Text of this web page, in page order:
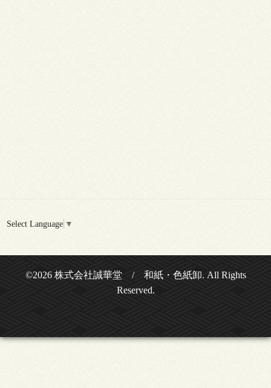
Select Language ▼
©2026 株式会社誠華堂 / 和紙・色紙卸. All Rights
Reserved.